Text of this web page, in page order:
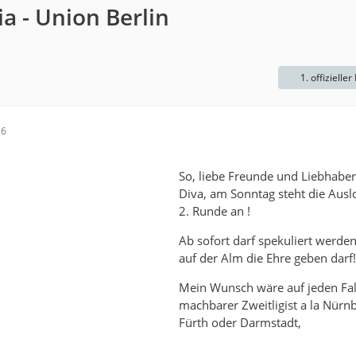
- Union Berlin
1. offizieller
So, liebe Freunde und
Diva, am Sonntag steht die
2. Runde an !
Ab sofort darf spekuliert
auf der Alm die Ehre geben darf!
Mein Wunsch wäre auf jeden
machbarer Zweitligist a la
Fürth oder Darmstadt,